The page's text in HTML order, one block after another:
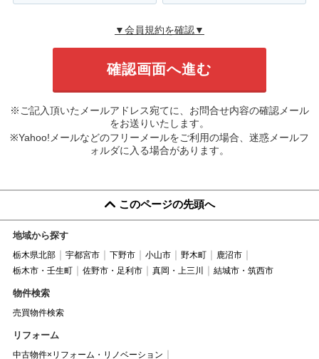
▼会員規約を確認▼
※ご記入頂いたメールアドレス宛てに、お問合せ内容の確認メール
をお送りいたします。
※Yahoo!メールなどのフリーメールをご利用の場合、迷惑メールフ
ォルダに入る場合があります。
このページの先頭へ
地域から探す
栃木県北部 宇都宮市 下野市 小山市 野木町
鹿沼市
栃木市・壬生町
佐野市・足利市 真岡・上三川 結城市・筑西市
物件検索
売買物件検索
リフォーム
中古物件×リフォーム・リノベーション